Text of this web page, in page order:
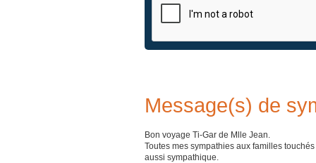
Message(s) de
Bon voyage Ti-Gar de Mlle Jean.
Toutes mes sympathies aux familles
aussi sympathique.